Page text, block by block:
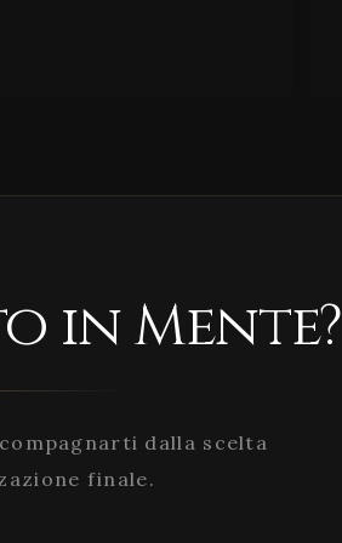
in Mente?
dalla scelta
finale.